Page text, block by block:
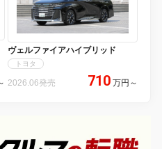
ヴェルファイアハイブリッド
トヨタ
2026.06発売 710 万円 ～